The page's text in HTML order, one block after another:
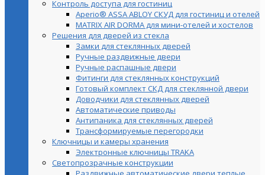
Контроль доступа для гостиниц
Aperio® ASSA ABLOY СКУД для гостиниц и отелей
MATRIX AIR DORMA для мини-отелей и хостелов
Решения для дверей из стекла
Замки для стеклянных дверей
Ручные раздвижные двери
Ручные распашные двери
Фитинги для стеклянных конструкций
Готовый комплект СКД для стеклянной двери
Доводчики для стеклянных дверей
Автоматические приводы
Антипаника для стеклянных дверей
Трансформируемые перегородки
Ключницы и камеры хранения
Электронные ключницы TRAKA
Светопрозрачные конструкции